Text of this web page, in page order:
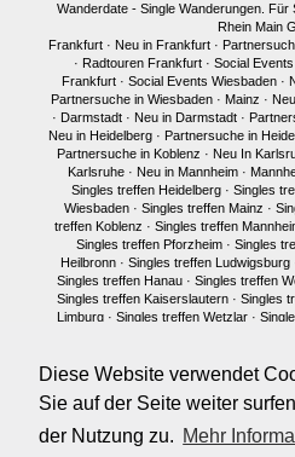
Diese Website verwendet
Sie auf der Seite weiter
der Nutzung zu. Mehr
Wanderdate - Single Wanderungen.
Rhein Main
Frankfurt · Neu in Frankfurt ·
· Radtouren Frankfurt · Social
Frankfurt· Social Events Wiesbaden·
Partnersuche in Wiesbaden· Mainz ·
· Darmstadt· Neu in Darmstadt·
Neu in Heidelberg · Partnersuche in
Partnersuche in Koblenz · Neu In
Karlsruhe· Neu in Mannheim·
Singles treffen Heidelberg · Singles
Wiesbaden· Singles treffen Mainz ·
treffen Koblenz · Singles treffen
Singles treffen Pforzheim· Singles
Heilbronn· Singles treffen Ludwigsburg
Singles treffen Hanau · Singles treffen
Singles treffen Kaiserslautern· Singles
Limburg· Singles treffen Wetzlar·
Oberstein·Neu in München·Singles
treffen Berlin ·Single Party Berlin·
Single Männer Frankfurt
Single
Darmstadt· Single Frauen Darmstadt